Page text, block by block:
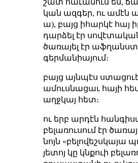
կան ազգեր, ու ամէն
ա), բայց իհարկէ հայ
դարձել էր
ծառայել էր
գերմանիայում։
բայց այնպէս
ամուսնացաւ հայի
աղջկայ հետ։
ու երբ արդէն
բելառուսում էր
նոյն «բելովեշսկայա
յետոյ կը կնքուի